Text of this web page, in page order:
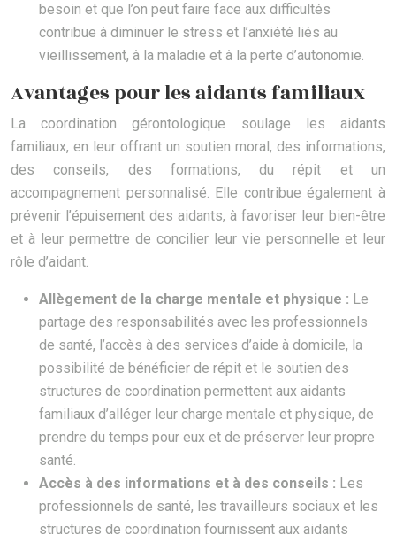
besoin et que l’on peut faire face aux difficultés
contribue à diminuer le stress et l’anxiété liés au
vieillissement, à la maladie et à la perte d’autonomie.
Avantages pour les aidants familiaux
La coordination gérontologique soulage les aidants
familiaux, en leur offrant un soutien moral, des informations,
des conseils, des formations, du répit et un
accompagnement personnalisé. Elle contribue également à
prévenir l’épuisement des aidants, à favoriser leur bien-être
et à leur permettre de concilier leur vie personnelle et leur
rôle d’aidant.
Allègement de la charge mentale et physique : Le
partage des responsabilités avec les professionnels
de santé, l’accès à des services d’aide à domicile, la
possibilité de bénéficier de répit et le soutien des
structures de coordination permettent aux aidants
familiaux d’alléger leur charge mentale et physique, de
prendre du temps pour eux et de préserver leur propre
santé.
Accès à des informations et à des conseils : Les
professionnels de santé, les travailleurs sociaux et les
structures de coordination fournissent aux aidants